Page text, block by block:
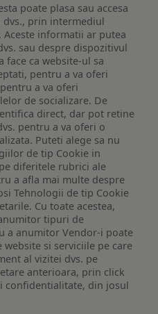
poate plasa sau accesa
prin intermediul
informatii ar putea
sau despre dispozitivul
face ca website-ul sa
pentru a va oferi
a va oferi
de socializare. De
direct, dar pot retine
pentru a va oferi o
Puteti alege sa nu
de tip Cookie in
diferitele rubrici ale
a afla mai multe despre
Tehnologii de tip Cookie
Cu toate acestea,
tipuri de
a anumitor Vendor-i poate
si serviciile pe care
al vizitei dvs. pe
anterioara, prin click
confidentialitate, din josul